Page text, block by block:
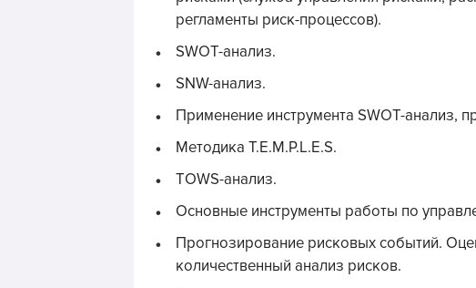
регламенты риск-процессов).
SWOT-анализ.
SNW-анализ.
Применение инструмента SWOT-анализ,
Методика T.E.M.P.L.E.S.
TOWS-анализ.
Основные инструменты работы по
Прогнозирование рисковых событий.
количественный анализ рисков.